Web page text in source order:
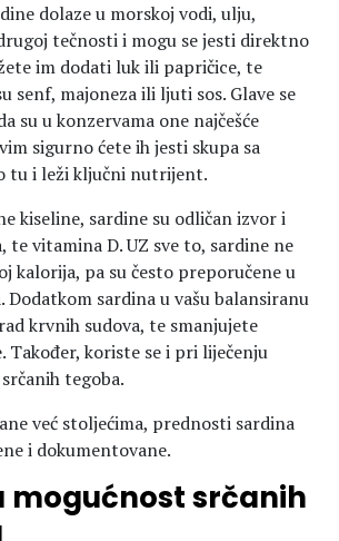
dolaze u morskoj vodi, ulju,
tečnosti i mogu se jesti direktno
im dodati luk ili papričice, te
senf, majoneza ili ljuti sos. Glave se
su u konzervama one najčešće
sigurno ćete ih jesti skupa sa
tu i leži ključni nutrijent.
kiseline, sardine su odličan izvor i
te vitamina D. UZ sve to, sardine ne
kalorija, pa su često preporučene u
Dodatkom sardina u vašu balansiranu
krvnih sudova, te smanjujete
Također, koriste se i pri liječenju
tegoba.
već stoljećima, prednosti sardina
i dokumentovane.
mogućnost srčanih